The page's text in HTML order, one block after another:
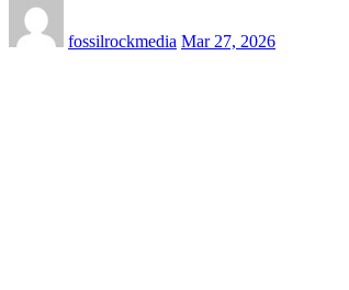
fossilrockmedia Mar 27, 2026